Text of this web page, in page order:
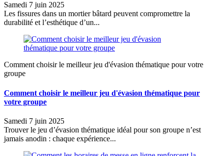
Samedi 7 juin 2025
Les fissures dans un mortier bâtard peuvent compromettre la
durabilité et l’esthétique d’un...
Comment choisir le meilleur jeu d'évasion thématique pour votre
groupe
Comment choisir le meilleur jeu d'évasion thématique pour
votre groupe
Samedi 7 juin 2025
Trouver le jeu d’évasion thématique idéal pour son groupe n’est
jamais anodin : chaque expérience...